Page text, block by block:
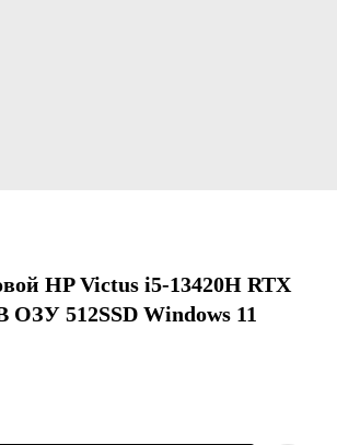
HP Victus i5-13420H RTX
ОЗУ 512SSD Windows 11